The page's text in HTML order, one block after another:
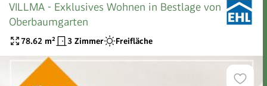
VILLMA - Exklusives Wohnen in Bestlage von
Oberbaumgarten
78.62 m² 3 Zimmer Freifläche